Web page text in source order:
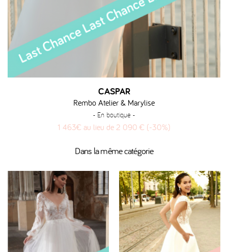
CASPAR
Rembo Atelier & Marylise
- En boutique -
1 463€ au lieu de 2 090 € (-30%)
Dans la même catégorie